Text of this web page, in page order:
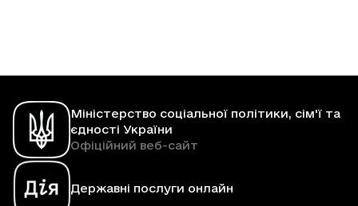
Міністерство соціальної політики, сім'ї та
єдності України
Офіційний веб-сайт
Державні послуги онлайн